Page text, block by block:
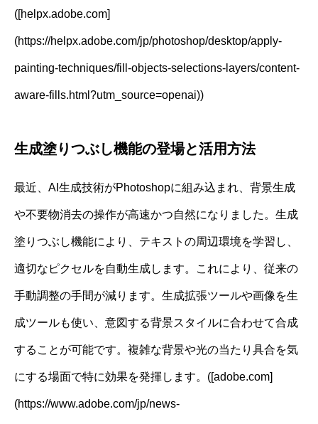
([helpx.adobe.com]
(https://helpx.adobe.com/jp/photoshop/desktop/apply-
painting-techniques/fill-objects-selections-layers/content-
aware-fills.html?utm_source=openai))
生成塗りつぶし機能の登場と活用方法
最近、AI生成技術がPhotoshopに組み込まれ、背景生成
や不要物消去の操作が高速かつ自然になりました。生成
塗りつぶし機能により、テキストの周辺環境を学習し、
適切なピクセルを自動生成します。これにより、従来の
手動調整の手間が減ります。生成拡張ツールや画像を生
成ツールも使い、意図する背景スタイルに合わせて合成
することが可能です。複雑な背景や光の当たり具合を気
にする場面で特に効果を発揮します。([adobe.com]
(https://www.adobe.com/jp/news-